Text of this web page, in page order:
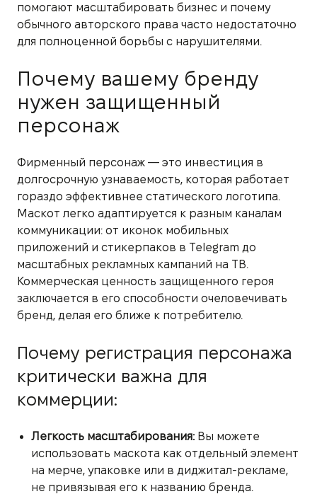
помогают масштабировать бизнес и почему
обычного авторского права часто недостаточно
для полноценной борьбы с нарушителями.
Почему вашему бренду
нужен защищенный
персонаж
Фирменный персонаж — это инвестиция в
долгосрочную узнаваемость, которая работает
гораздо эффективнее статического логотипа.
Маскот легко адаптируется к разным каналам
коммуникации: от иконок мобильных
приложений и стикерпаков в Telegram до
масштабных рекламных кампаний на ТВ.
Коммерческая ценность защищенного героя
заключается в его способности очеловечивать
бренд, делая его ближе к потребителю.
Почему регистрация персонажа
критически важна для
коммерции:
Легкость масштабирования:Вы можете
использовать маскота как отдельный элемент
на мерче, упаковке или в диджитал-рекламе,
не привязывая его к названию бренда.